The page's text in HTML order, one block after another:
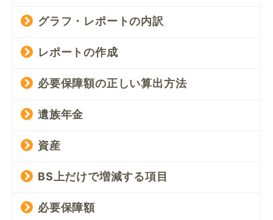
グラフ・レポートの内訳
レポートの作成
必要保障額の正しい算出方法
遺族年金
資産
BS上だけで増減する項目
必要保障額